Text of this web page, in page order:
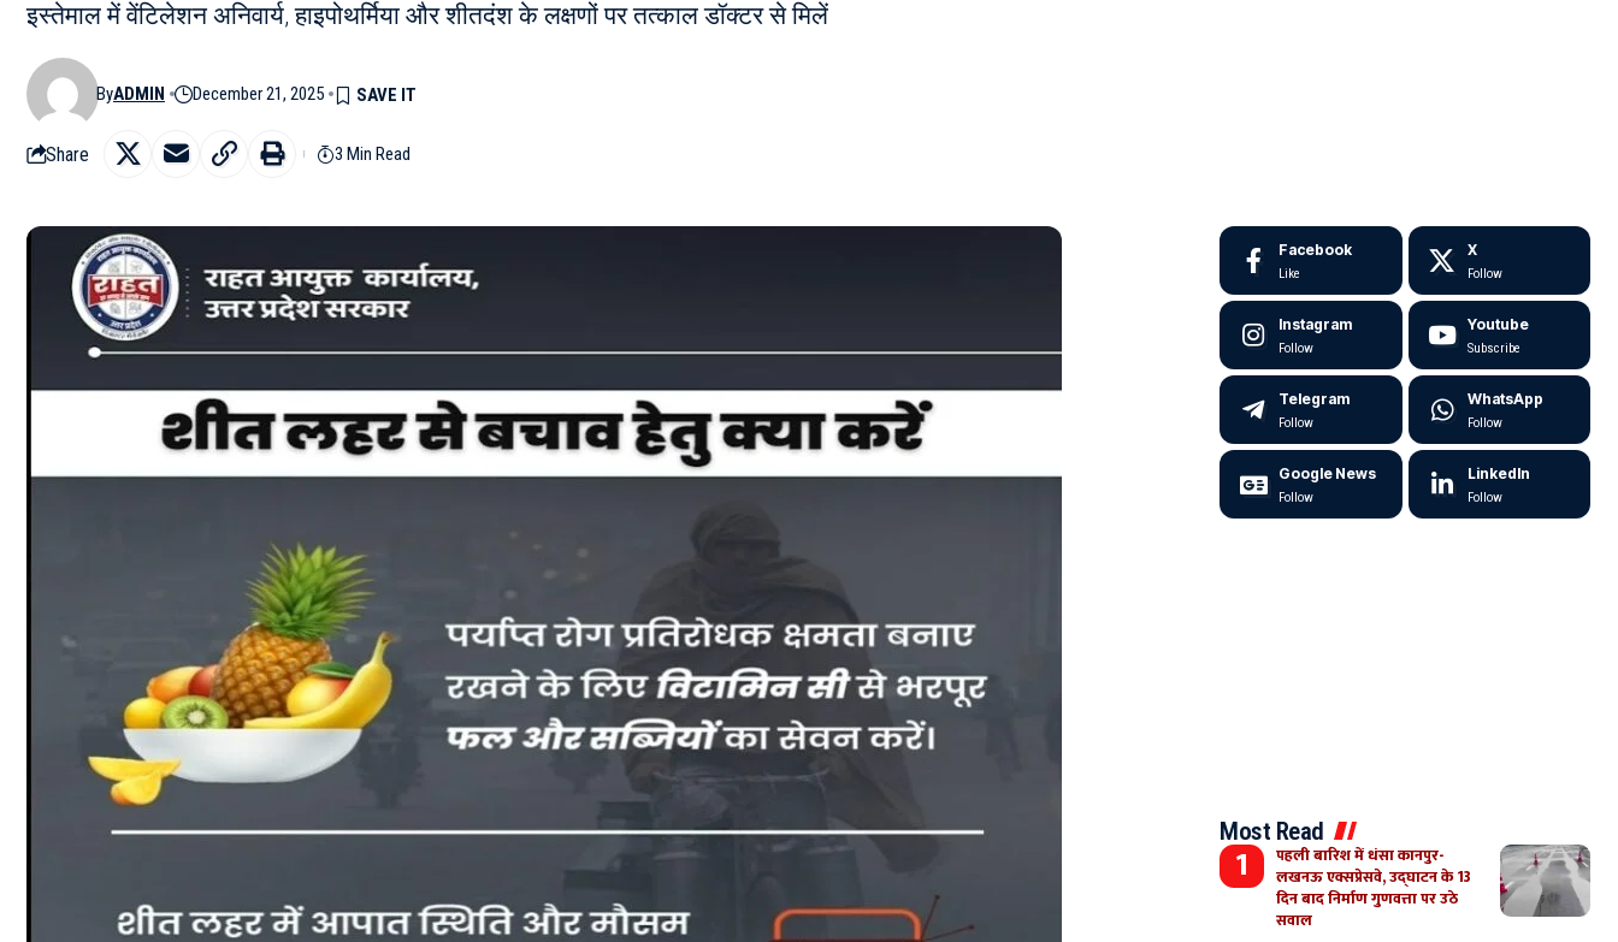
इस्तेमाल में वेंटिलेशन अनिवार्य, हाइपोथर्मिया और शीतदंश के लक्षणों पर तत्काल डॉक्टर से मिलें
ByADMIN December 21, 2025
Share 3 Min Read
Facebook
Like
X
Follow
Instagram
Follow
Youtube
Subscribe
Telegram
Follow
WhatsApp
Follow
Google News
Follow
LinkedIn
Follow
Most Read
पहली बारिश में धंसा कानपुर-
लखनऊ एक्सप्रेसवे, उद्घाटन के 13
दिन बाद निर्माण गुणवत्ता पर उठे
सवाल